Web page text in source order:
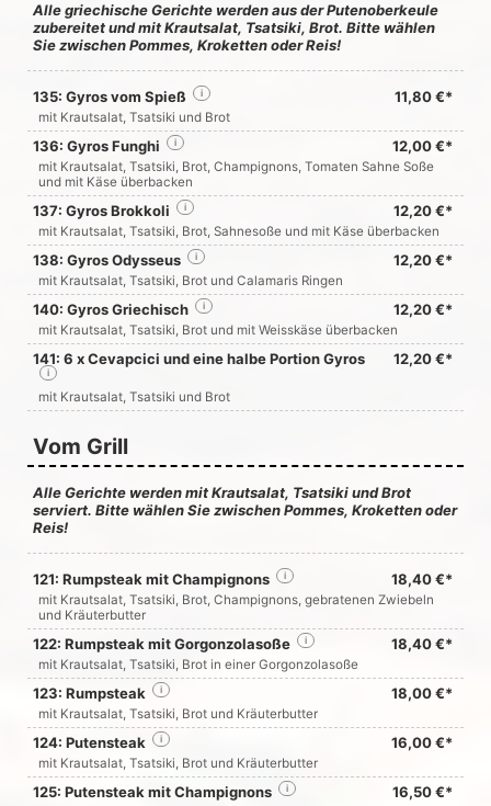
Alle griechische Gerichte werden aus der Putenoberkeule
zubereitet und mit Krautsalat, Tsatsiki, Brot. Bitte wählen
Sie zwischen Pommes, Kroketten oder Reis!
135: Gyros vom Spieß 11,80 €*
i
mit Krautsalat, Tsatsiki und Brot
136: Gyros Funghi 12,00 €*
i
mit Krautsalat, Tsatsiki, Brot, Champignons, Tomaten Sahne Soße
und mit Käse überbacken
137: Gyros Brokkoli 12,20 €*
i
mit Krautsalat, Tsatsiki, Brot, Sahnesoße und mit Käse überbacken
138: Gyros Odysseus 12,20 €*
i
mit Krautsalat, Tsatsiki, Brot und Calamaris Ringen
140: Gyros Griechisch 12,20 €*
i
mit Krautsalat, Tsatsiki, Brot und mit Weisskäse überbacken
141: 6 x Cevapcici und eine halbe Portion Gyros 12,20 €*
i
mit Krautsalat, Tsatsiki und Brot
Vom Grill
Alle Gerichte werden mit Krautsalat, Tsatsiki und Brot
serviert. Bitte wählen Sie zwischen Pommes, Kroketten oder
Reis!
121: Rumpsteak mit Champignons 18,40 €*
i
mit Krautsalat, Tsatsiki, Brot, Champignons, gebratenen Zwiebeln
und Kräuterbutter
122: Rumpsteak mit Gorgonzolasoße 18,40 €*
i
mit Krautsalat, Tsatsiki, Brot in einer Gorgonzolasoße
123: Rumpsteak 18,00 €*
i
mit Krautsalat, Tsatsiki, Brot und Kräuterbutter
124: Putensteak 16,00 €*
i
mit Krautsalat, Tsatsiki, Brot und Kräuterbutter
125: Putensteak mit Champignons 16,50 €*
i